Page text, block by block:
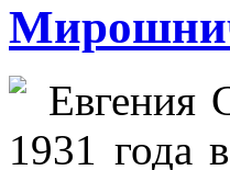
Евгения
1931 года